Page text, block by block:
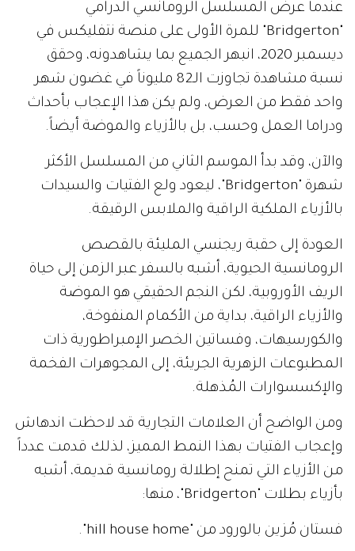
عندما عرض المسلسل الرومانسي الدرامي
"Bridgerton" للمرة الأولى على منصة نتفليكس في
ديسمبر 2020، انبهر الجميع بما يشاهدونه، وحقق
نسبة مشاهدة تجاوزت الـ82 مليوناً في غضون شهر
واحد فقط من العرض، ولم يكن هذا الإعجاب بأحداث
ودراما العمل وحسب، بل بالأزياء والموضة أيضاً.
والآن، وقد بدأ الموسم الثاني من المسلسل الأكثر
شهرة "Bridgerton"، ليعود ولع الفتيات والسيدات
بالأزياء الملكية الراقية والملابس الرقيقة.
العودة إلى حقبة ريجنسي المليئة بالقصص
الرومانسية الحيوية، أشبه بالسفر عبر الزمن إلى حياة
الريف الأوروبية، لكن النجم الحقيقي هو الموضة
والأزياء الراقية، بداية من الأكمام المنفوخة،
والكورسيهات، وفساتين الخصر الإمبراطورية ذات
المطبوعات الزهرية الجريئة، إلى المجوهرات الفخمة
والإكسسوارات المُذهلة.
ومن الواضح أن العلامات التجارية قد لاحظت اندهاش
وإعجاب الفتيات بهذا النمط المميز، لذلك قدمت عدداً
من الأزياء التي تمنح إطلالة رومانسية قديمة، أشبه
بأزياء بطلات "Bridgerton"، منها:
فستان مُزين بالورود من "hill house home".